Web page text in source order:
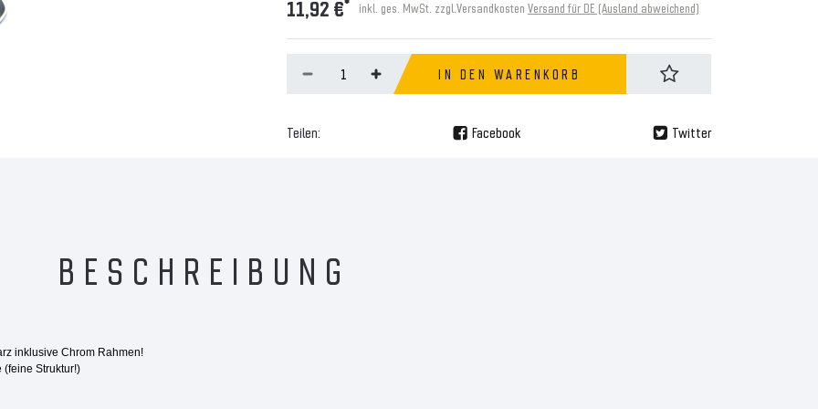
11,92 € inkl. ges. MwSt. zzgl. Versandkosten Versand für DE (Ausland abweichend)
IN DEN WARENKORB
Teilen: Facebook Twitter
BESCHREIBUNG
inklusive Chrom Rahmen!
(feine Struktur!)